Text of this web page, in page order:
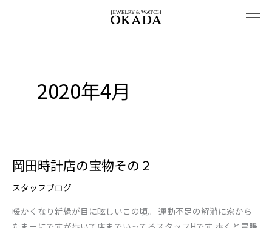
2020年4月
岡田時計店の宝物その２
スタッフブログ
暖かくなり新緑が目に眩しいこの頃。 運動不足の解消に家から
岡
時
計
店